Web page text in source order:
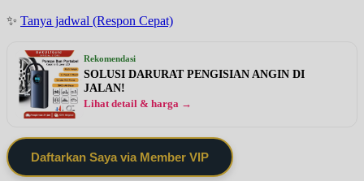
✨ Tanya jadwal (Respon Cepat)
Rekomendasi
SOLUSI DARURAT PENGISIAN ANGIN DI
JALAN!
Lihat detail & harga →
Daftarkan Saya via Member VIP